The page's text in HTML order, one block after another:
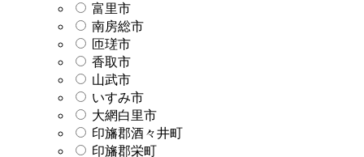
富里市
南房総市
匝瑳市
香取市
山武市
いすみ市
大網白里市
印旛郡酒々井町
印旛郡栄町